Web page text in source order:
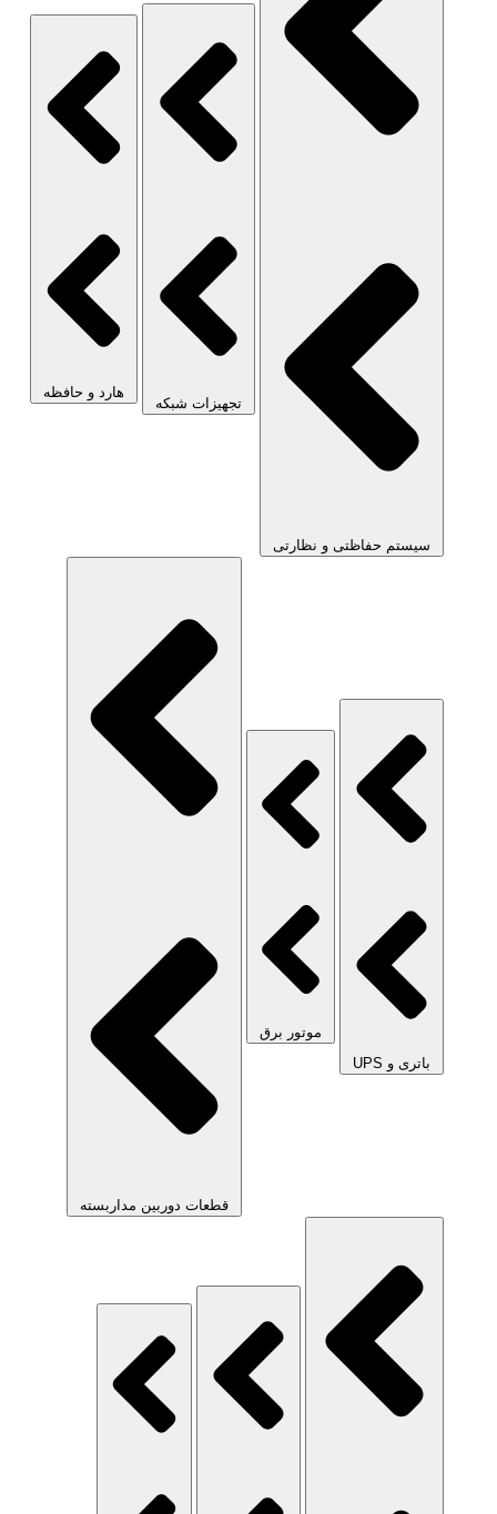
سیستم حفاظتی و نظارتی
تجهیزات شبکه
هارد و حافظه
باتری و UPS
موتور برق
قطعات دوربین مداربسته